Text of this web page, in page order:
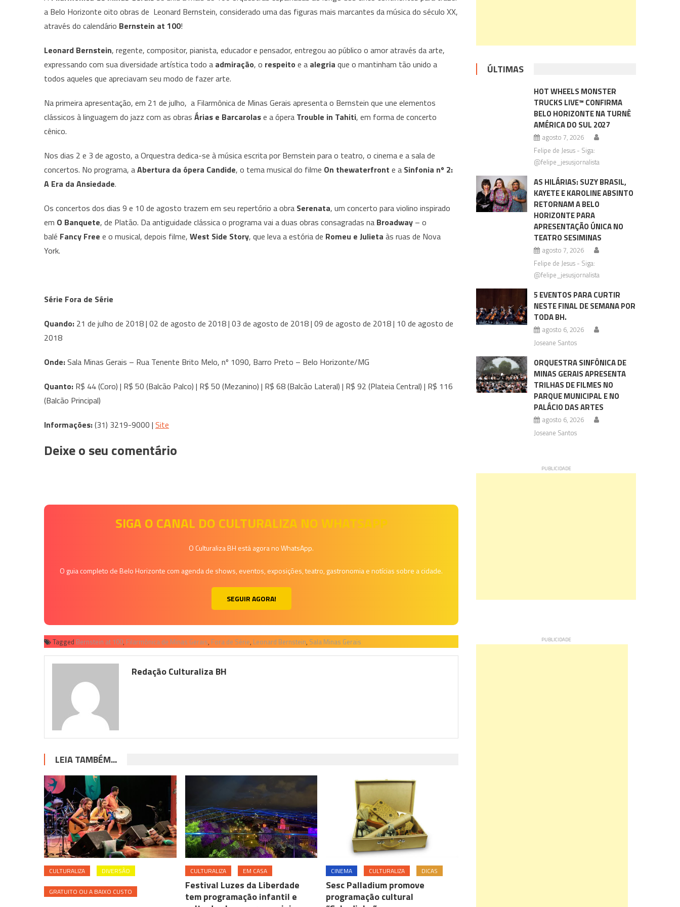
Minas
calendário
mundial
100”
a Belo Horizonte oito obras de Leonard Bernstein, considerado uma das figuras mais marcantes da música do século XX,
através do calendário Bernstein at 100!
Leonard Bernstein, regente, compositor, pianista, educador e pensador, entregou ao público o amor através da arte,
expressando com sua diversidade artística todo a admiração, o respeito e a alegria que o mantinham tão unido a
todos aqueles que apreciavam seu modo de fazer arte.
Na primeira apresentação, em 21 de julho, a Filarmônica de Minas Gerais apresenta o Bernstein que une elementos
clássicos à linguagem do jazz com as obras Árias e Barcarolase a ópera Trouble in Tahiti, em forma de concerto
cênico.
Nos dias 2 e 3 de agosto, a Orquestra dedica-se à música escrita por Bernstein para o teatro, o cinema e a sala de
concertos. No programa, aAbertura da ópera Candide, o tema musical do filme On thewaterfront e a Sinfonia nº 2:
A Era da Ansiedade.
Os concertos dos dias 9 e 10 de agosto trazem em seu repertório a obra Serenata, um concerto para violino inspirado
em O Banquete, de Platão. Da antiguidade clássica o programa vai a duas obras consagradas na Broadway – o
balé Fancy Free e o musical, depois filme, West Side Story, que leva a estória de Romeu e Julieta às ruas de Nova
York.
Série Fora de Série
Quando: 21 de julho de 2018 | 02 de agosto de 2018 | 03 de agosto de 2018 | 09 de agosto de 2018 | 10 de agosto de
2018
Onde:Sala Minas Gerais – Rua Tenente Brito Melo, nº 1090, Barro Preto – Belo Horizonte/MG
Quanto: R$ 44 (Coro) | R$ 50 (Balcão Palco) | R$ 50 (Mezanino) | R$ 68 (Balcão Lateral) | R$ 92 (Plateia Central) | R$ 116
(Balcão Principal)
Informações:(31) 3219-9000 | Site
Deixe o seu comentário
SIGA O CANAL DO CULTURALIZA NO WHATSAPP
O Culturaliza BH está agora no WhatsApp.
O guia completo de Belo Horizonte com agenda de shows, eventos, exposições, teatro, gastronomia e notícias sobre a cidade.
SEGUIR AGORA!
Tagged Bernstein at 100, Filarmônica de Minas Gerais, Fora de Série, Leonard Bernstein, Sala Minas Gerais
Redação Culturaliza BH
LEIA TAMBÉM...
CULTURALIZA DIVERSÃO
GRATUITO OU A BAIXO CUSTO
CULTURALIZA EM CASA
Festival Luzes da Liberdade
tem programação infantil e
CINEMA CULTURALIZA DICAS
Sesc Palladium promove
programação cultural
ÚLTIMAS
HOT WHEELS MONSTER
TRUCKS LIVE™ CONFIRMA
BELO HORIZONTE NA TURNÊ
AMÉRICA DO SUL 2027
agosto 7, 2026
Felipe de Jesus - Siga:
@felipe_jesusjornalista
AS HILÁRIAS: SUZY BRASIL,
KAYETE E KAROLINE ABSINTO
RETORNAM A BELO
HORIZONTE PARA
APRESENTAÇÃO ÚNICA NO
TEATRO SESIMINAS
agosto 7, 2026
Felipe de Jesus - Siga:
@felipe_jesusjornalista
5 EVENTOS PARA CURTIR
NESTE FINAL DE SEMANA POR
TODA BH.
agosto 6, 2026
Joseane Santos
ORQUESTRA SINFÔNICA DE
MINAS GERAIS APRESENTA
TRILHAS DE FILMES NO
PARQUE MUNICIPAL E NO
PALÁCIO DAS ARTES
agosto 6, 2026
Joseane Santos